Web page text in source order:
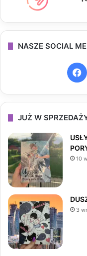
NASZE SOCIAL
F
a
c
e
b
k
JUŻ W
10
3